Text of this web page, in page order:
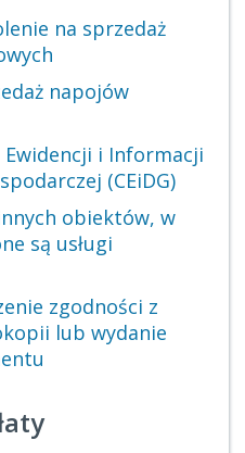
na sprzedaż
napojów
i Informacji
(CEiDG)
obiektów, w
są usługi
zgodności z
lub wydanie